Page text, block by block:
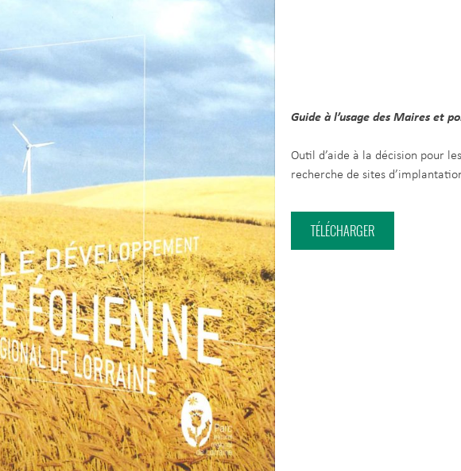
Guide à l’usage des Maires et
Outil d’aide à la décision pour
recherche de sites
TÉLÉCHARGER